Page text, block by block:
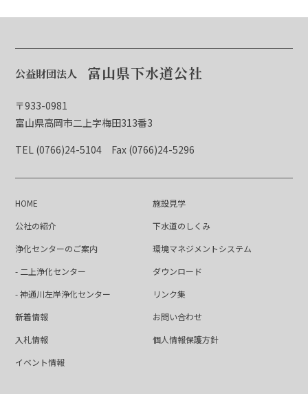
公益財団法人 富山県下水道公社
〒933-0981
富山県高岡市二上字梅田313番3
TEL (0766)24-5104 Fax (0766)24-5296
HOME
公社の紹介
浄化センターのご案内
- 二上浄化センター
- 神通川左岸浄化センター
新着情報
入札情報
イベント情報
施設見学
下水道のしくみ
環境マネジメントシステム
ダウンロード
リンク集
お問い合わせ
個人情報保護方針